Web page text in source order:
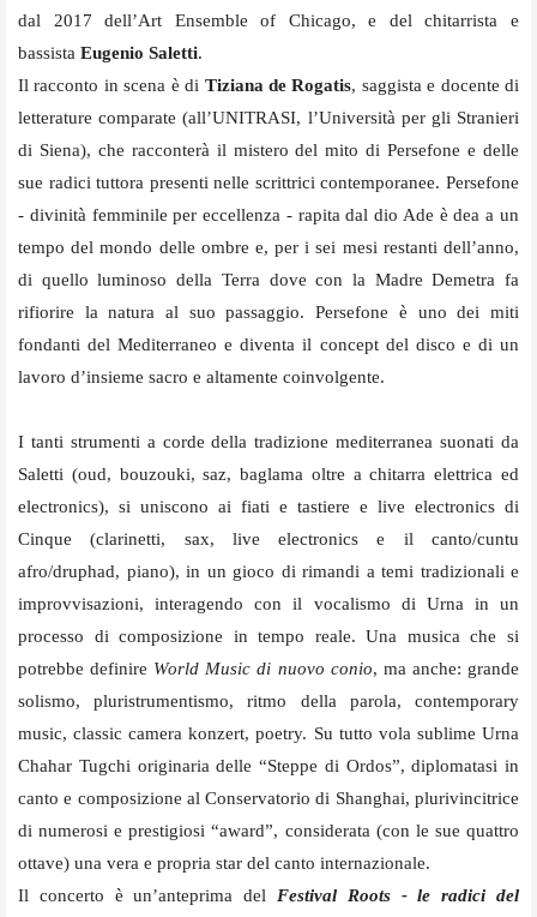
dal 2017 dell’Art Ensemble of Chicago, e del chitarrista e
bassista Eugenio Saletti.
Il racconto in scena è di Tiziana de Rogatis, saggista e docente di
letterature comparate (all’UNITRASI, l’Università per gli Stranieri
di Siena), che racconterà il mistero del mito di Persefone e delle
sue radici tuttora presenti nelle scrittrici contemporanee. Persefone
- divinità femminile per eccellenza - rapita dal dio Ade è dea a un
tempo del mondo delle ombre e, per i sei mesi restanti dell’anno,
di quello luminoso della Terra dove con la Madre Demetra fa
rifiorire la natura al suo passaggio. Persefone è uno dei miti
fondanti del Mediterraneo e diventa il concept del disco e di un
lavoro d’insieme sacro e altamente coinvolgente.
I tanti strumenti a corde della tradizione mediterranea suonati da
Saletti (oud, bouzouki, saz, baglama oltre a chitarra elettrica ed
electronics), si uniscono ai fiati e tastiere e live electronics di
Cinque (clarinetti, sax, live electronics e il canto/cuntu
afro/druphad, piano), in un gioco di rimandi a temi tradizionali e
improvvisazioni, interagendo con il vocalismo di Urna in un
processo di composizione in tempo reale. Una musica che si
potrebbe definire World Music di nuovo conio, ma anche: grande
solismo, pluristrumentismo, ritmo della parola, contemporary
music, classic camera konzert, poetry. Su tutto vola sublime Urna
Chahar Tugchi originaria delle “Steppe di Ordos”, diplomatasi in
canto e composizione al Conservatorio di Shanghai, plurivincitrice
di numerosi e prestigiosi “award”, considerata (con le sue quattro
ottave) una vera e propria star del canto internazionale.
Il concerto è un’anteprima del Festival Roots - le radici del